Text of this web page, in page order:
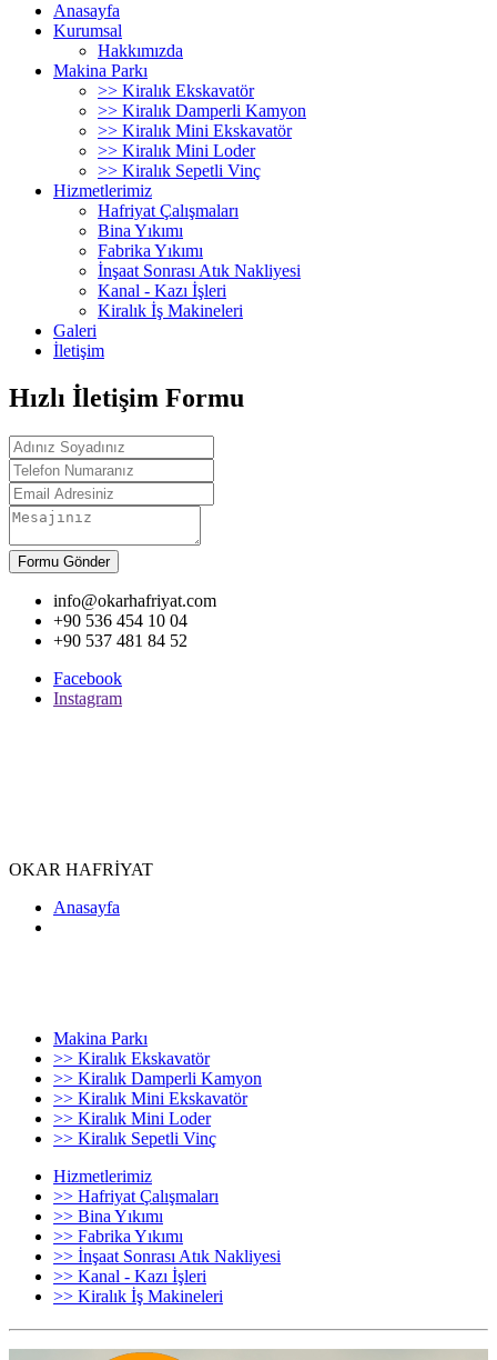
Anasayfa
Kurumsal
Hakkımızda
Makina Parkı
>> Kiralık Ekskavatör
>> Kiralık Damperli Kamyon
>> Kiralık Mini Ekskavatör
>> Kiralık Mini Loder
>> Kiralık Sepetli Vinç
Hizmetlerimiz
Hafriyat Çalışmaları
Bina Yıkımı
Fabrika Yıkımı
İnşaat Sonrası Atık Nakliyesi
Kanal - Kazı İşleri
Kiralık İş Makineleri
Galeri
İletişim
Hızlı İletişim Formu
Formu Gönder
info@okarhafriyat.com
+90 536 454 10 04
+90 537 481 84 52
Facebook
Instagram
OKAR HAFRİYAT
Anasayfa
Makina Parkı
>> Kiralık Ekskavatör
>> Kiralık Damperli Kamyon
>> Kiralık Mini Ekskavatör
>> Kiralık Mini Loder
>> Kiralık Sepetli Vinç
Hizmetlerimiz
>> Hafriyat Çalışmaları
>> Bina Yıkımı
>> Fabrika Yıkımı
>> İnşaat Sonrası Atık Nakliyesi
>> Kanal - Kazı İşleri
>> Kiralık İş Makineleri